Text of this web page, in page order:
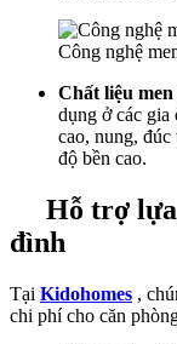
Công nghệ
Chất liệu
dụng ở các
cao, nung, đúc
độ bền cao.
Hỗ trợ lựa
đình
Tại Kidohomes ,
chi phí cho căn